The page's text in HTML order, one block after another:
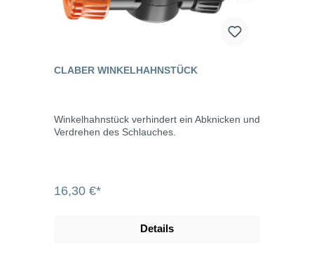
CLABER WINKELHAHNSTÜCK
Winkelhahnstück verhindert ein Abknicken und
Verdrehen des Schlauches.
16,30 €*
Details